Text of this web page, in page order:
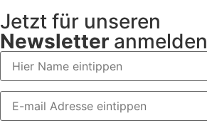
Jetzt für unseren
Newsletter anmelden